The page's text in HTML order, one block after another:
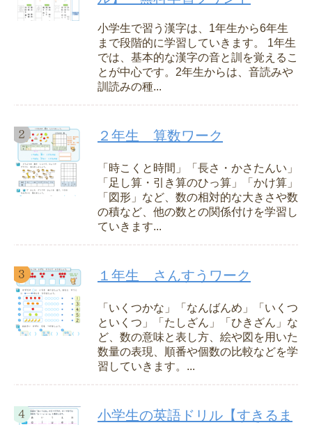
小学生で習う漢字は、1年生から6年生
まで段階的に学習していきます。 1年生
では、基本的な漢字の音と訓を覚えるこ
とが中心です。2年生からは、音読みや
訓読みの種...
２年生 算数ワーク
「時こくと時間」「長さ・かさたんい」
「足し算・引き算のひっ算」「かけ算」
「図形」など、数の相対的な大きさや数
の積など、他の数との関係付けを学習し
ていきます...
１年生 さんすうワーク
「いくつかな」「なんばんめ」「いくつ
といくつ」「たしざん」「ひきざん」な
ど、数の意味と表し方、絵や図を用いた
数量の表現、順番や個数の比較などを学
習していきます。...
小学生の英語ドリル【すきるま